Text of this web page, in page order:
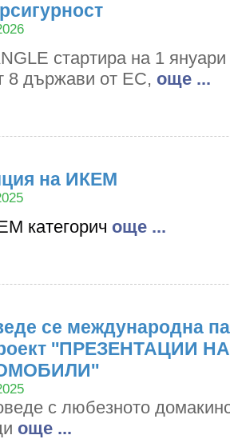
стартира на 1
8 държави от ЕС, oще ...
на ИКЕМ
категорич oще ...
се международна
''ПРЕЗЕНТАЦИИ
с любезното
oще ...